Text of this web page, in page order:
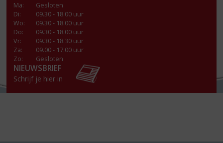
Ma:
Gesloten
Di:
09.30 - 18.00 uur
Wo:
09.30 - 18.00 uur
Do:
09.30 - 18.00 uur
Vr:
09.30 - 18.30 uur
Za:
09.00 - 17.00 uur
Zo:
Gesloten
NIEUWSBRIEF
Schrijf je hier in